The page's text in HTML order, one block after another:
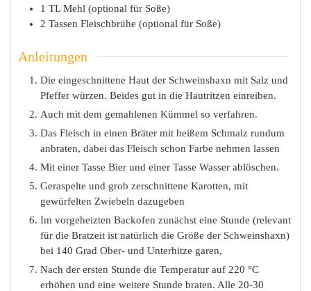
1 TL Mehl (optional für Soße)
2 Tassen Fleischbrühe (optional für Soße)
Anleitungen
Die eingeschnittene Haut der Schweinshaxn mit Salz und
Pfeffer würzen. Beides gut in die Hautritzen einreiben.
Auch mit dem gemahlenen Kümmel so verfahren.
Das Fleisch in einen Bräter mit heißem Schmalz rundum
anbraten, dabei das Fleisch schon Farbe nehmen lassen
Mit einer Tasse Bier und einer Tasse Wasser ablöschen.
Geraspelte und grob zerschnittene Karotten, mit
gewürfelten Zwiebeln dazugeben
Im vorgeheizten Backofen zunächst eine Stunde (relevant
für die Bratzeit ist natürlich die Größe der Schweinshaxn)
bei 140 Grad Ober- und Unterhitze garen,
Nach der ersten Stunde die Temperatur auf 220 °C
erhöhen und eine weitere Stunde braten. Alle 20-30